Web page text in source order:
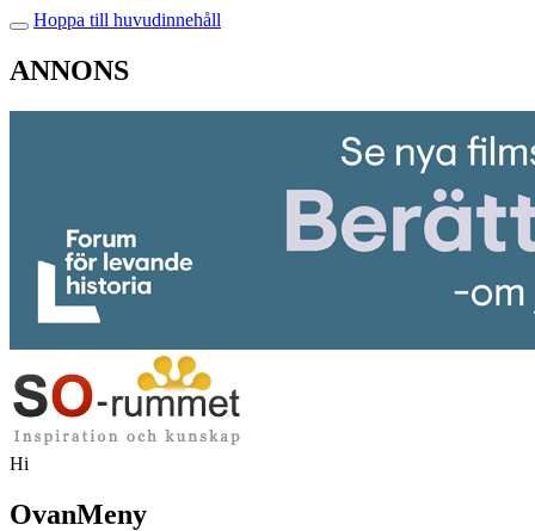
Hoppa till huvudinnehåll
ANNONS
Hi
OvanMeny